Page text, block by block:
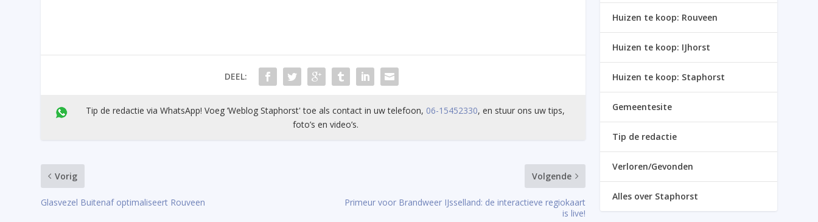
DEEL:
Tip de redactie via WhatsApp! Voeg ’Weblog Staphorst' toe als contact in uw telefoon, 06-15452330, en stuur ons uw tips,
foto’s en video’s.
Vorig
Glasvezel Buitenaf optimaliseert Rouveen
Volgende
Primeur voor Brandweer IJsselland: de interactieve regiokaart
is live!
Huizen te koop: Rouveen
Huizen te koop: IJhorst
Huizen te koop: Staphorst
Gemeentesite
Tip de redactie
Verloren/Gevonden
Alles over Staphorst